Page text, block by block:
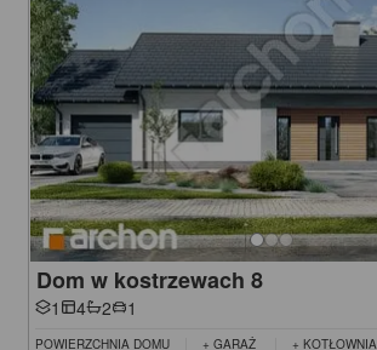
Dom w kostrzewach 8
1 4 2 1
POWIERZCHNIA DOMU + GARAŻ + KOTŁOWNIA